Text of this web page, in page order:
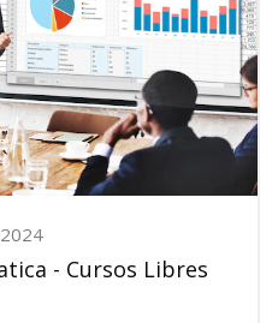
- Cursos Libres